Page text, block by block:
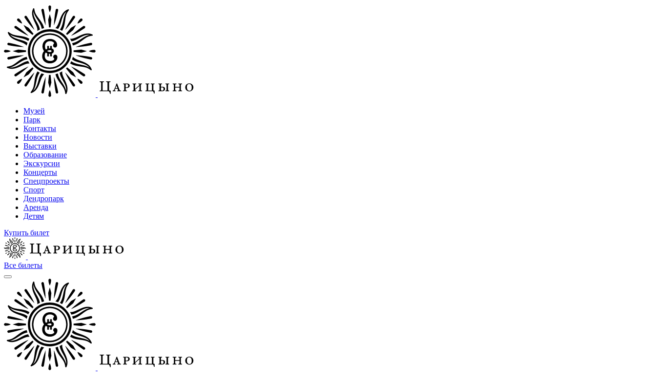
Музей
Парк
Контакты
Новости
Выставки
Образование
Экскурсии
Концерты
Спецпроекты
Спорт
Дендропарк
Аренда
Детям
Купить билет
Все билеты